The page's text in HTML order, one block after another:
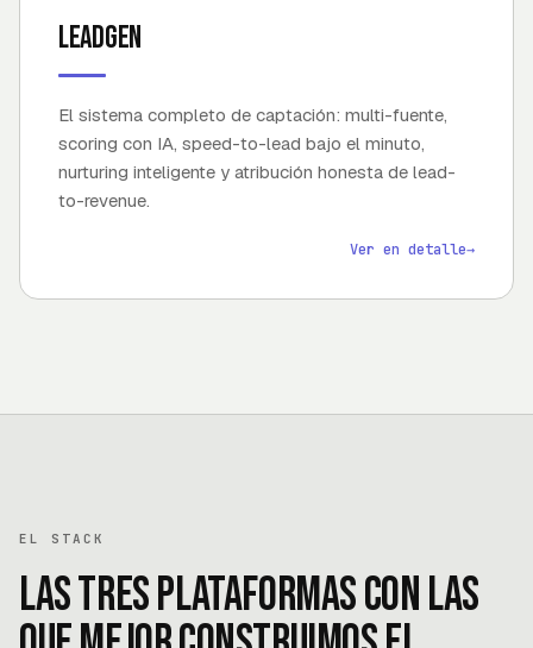
Leadgen
El sistema completo de captación: multi-fuente,
scoring con IA, speed-to-lead bajo el minuto,
nurturing inteligente y atribución honesta de lead-
to-revenue.
Ver en detalle→
EL STACK
Las tres plataformas con las